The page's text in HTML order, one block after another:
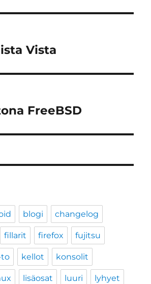
Vista
FreeBSD
blogi changelog
fillarit firefox fujitsu
kellot konsolit
lisäosat luuri lyhyet